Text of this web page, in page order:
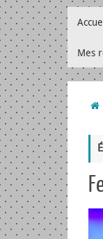
au
contenu
Mes